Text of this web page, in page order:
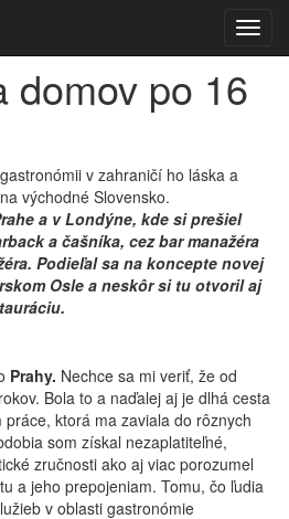
domov po 16
v zahraničí ho láska a
východné Slovensko.
a v Londýne, kde si prešiel
a čašníka, cez bar manažéra
Podieľal sa na koncepte novej
Osle a neskôr si tu otvoril aj
Prahy. Nechce sa mi veriť, že od
Bola to a naďalej aj je dlhá cesta
ktorá ma zaviala do rôznych
som získal nezaplatiteľné,
zručnosti ako aj viac porozumel
a jeho prepojeniam. Tomu, čo ľudia
v oblasti gastronómie